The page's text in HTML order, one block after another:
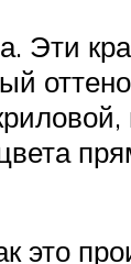
Эти
это